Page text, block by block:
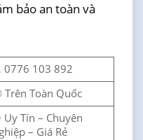
bảo an toàn và
0776 103 892
Trên Toàn Quốc
Uy Tín – Chuyên
– Giá Rẻ